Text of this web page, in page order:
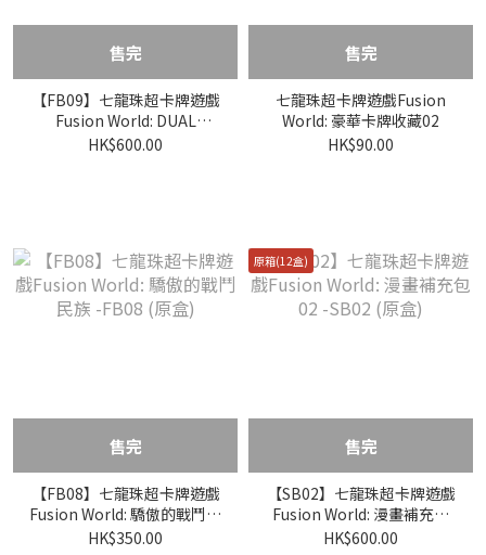
售完
【FB09】七龍珠超卡牌遊戲
Fusion World: DUAL
EVOLUTION -FB09 (原盒)
HK$600.00
售完
七龍珠超卡牌遊戲Fusion
World: 豪華卡牌收藏02
HK$90.00
售完
【FB08】七龍珠超卡牌遊戲
Fusion World: 驕傲的戰鬥民
族 -FB08 (原盒)
HK$350.00
原箱(12盒)
售完
【SB02】七龍珠超卡牌遊戲
Fusion World: 漫畫補充包
02 -SB02 (原盒)
HK$600.00